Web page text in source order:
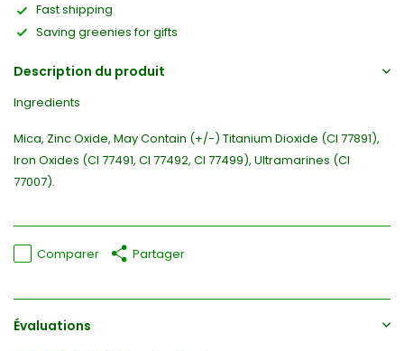
Fast shipping
Saving greenies for gifts
Description du produit
Ingredients
Mica, Zinc Oxide, May Contain (+/-) Titanium Dioxide (CI 77891),
Iron Oxides (CI 77491, CI 77492, CI 77499), Ultramarines (CI
77007).
Comparer Partager
Évaluations